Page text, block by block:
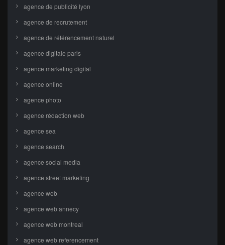
agence de publicité lyon
agence de recrutement
agence de référencement naturel
agence digitale paris
agence marketing digital
agence online
agence photo
agence rédaction web
agence sea
agence search
agence social media
agence street marketing
agence web
agence web annecy
agence web montreal
agence web referencement